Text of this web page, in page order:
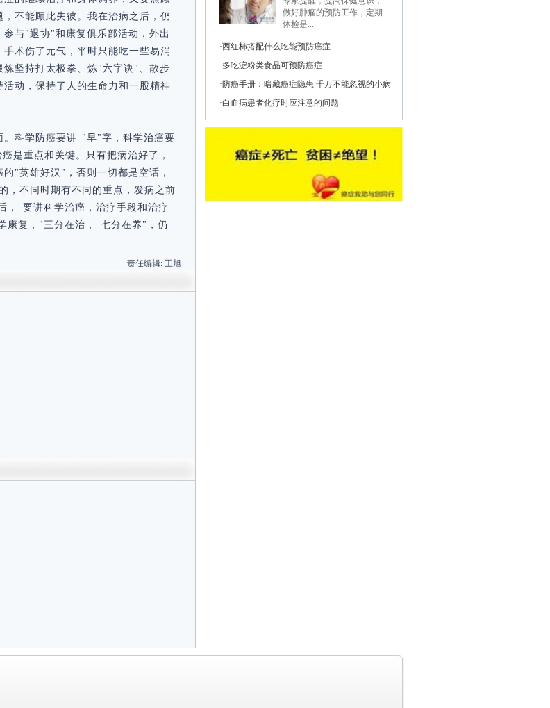
不能顾此失彼。我在治病之后，仍
与"退协"和康复俱乐部活动，外出
术伤了元气，平时只能吃一些易消
坚持打太极拳、炼"六字诀"、散步
动，保持了人的生命力和一股精神
。科学防癌要讲 "早"字，科学治癌要
是重点和关键。只有把病治好了，
"英雄好汉"，否则一切都是空话，
，不同时期有不同的重点，发病之前
， 要讲科学治癌，治疗手段和治疗
康复，"三分在治， 七分在养"，仍
责任编辑: 王旭
做好肿瘤的预防工作，定期
体检是...
西红柿搭配什么吃能预防癌症
多吃淀粉类食品可预防癌症
防癌手册：暗藏癌症隐患 千万不能忽视的小病
白血病患者化疗时应注意的问题